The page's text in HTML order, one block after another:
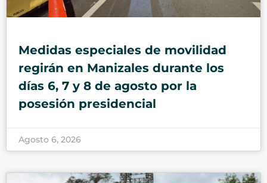
Medidas especiales de movilidad
regirán en Manizales durante los
días 6, 7 y 8 de agosto por la
posesión presidencial
Agosto 6, 2026